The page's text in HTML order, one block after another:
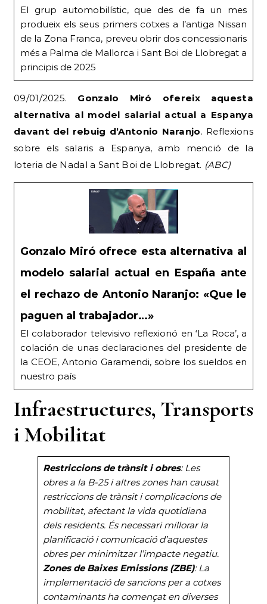
El grup automobilístic, que des de fa un mes
produeix els seus primers cotxes a l’antiga Nissan
de la Zona Franca, preveu obrir dos concessionaris
més a Palma de Mallorca i Sant Boi de Llobregat a
principis de 2025
09/01/2025. Gonzalo Miró ofereix aquesta
alternativa al model salarial actual a Espanya
davant del rebuig d’Antonio Naranjo. Reflexions
sobre els salaris a Espanya, amb menció de la
loteria de Nadal a Sant Boi de Llobregat. (ABC)
Gonzalo Miró ofrece esta alternativa al
modelo salarial actual en España ante
el rechazo de Antonio Naranjo: «Que le
paguen al trabajador…»
El colaborador televisivo reflexionó en ‘La Roca’, a
colación de unas declaraciones del presidente de
la CEOE, Antonio Garamendi, sobre los sueldos en
nuestro país
Infraestructures, Transports
i Mobilitat
Restriccions de trànsit i obres: Les
obres a la B-25 i altres zones han causat
restriccions de trànsit i complicacions de
mobilitat, afectant la vida quotidiana
dels residents. És necessari millorar la
planificació i comunicació d’aquestes
obres per minimitzar l’impacte negatiu.
Zones de Baixes Emissions (ZBE): La
implementació de sancions per a cotxes
contaminants ha començat en diverses